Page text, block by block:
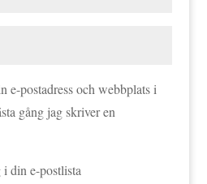
e-postadress och webbplats i
gång jag skriver en
din e-postlista